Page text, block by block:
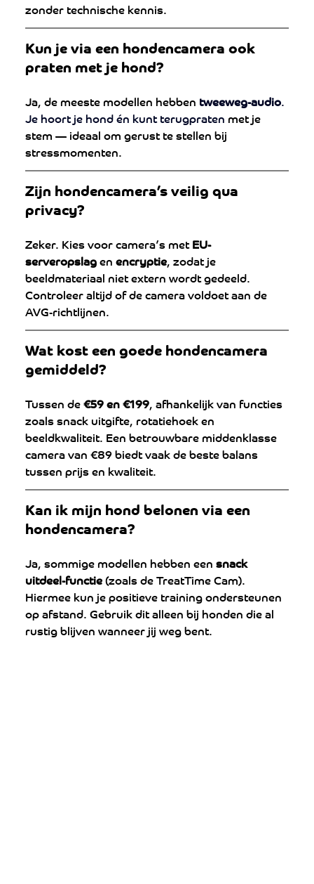
zonder technische kennis.
Kun je via een hondencamera ook
praten met je hond?
Ja, de meeste modellen hebben tweeweg-audio.
Je hoort je hond én kunt terugpraten met je
stem — ideaal om gerust te stellen bij
stressmomenten.
Zijn hondencamera’s veilig qua
privacy?
Zeker. Kies voor camera’s met EU-
serveropslag en encryptie, zodat je
beeldmateriaal niet extern wordt gedeeld.
Controleer altijd of de camera voldoet aan de
AVG-richtlijnen.
Wat kost een goede hondencamera
gemiddeld?
Tussen de €59 en €199, afhankelijk van functies
zoals snack uitgifte, rotatiehoek en
beeldkwaliteit. Een betrouwbare middenklasse
camera van €89 biedt vaak de beste balans
tussen prijs en kwaliteit.
Kan ik mijn hond belonen via een
hondencamera?
Ja, sommige modellen hebben een snack
uitdeel-functie (zoals de TreatTime Cam).
Hiermee kun je positieve training ondersteunen
op afstand. Gebruik dit alleen bij honden die al
rustig blijven wanneer jij weg bent.